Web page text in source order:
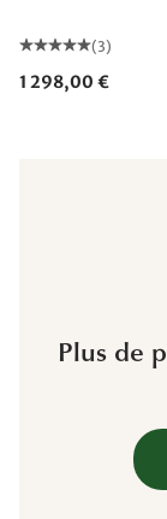
(3)
1 298,00 €
Plus de